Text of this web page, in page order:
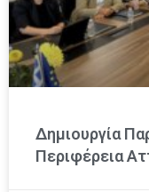
Δημιουργία
Περιφέρεια